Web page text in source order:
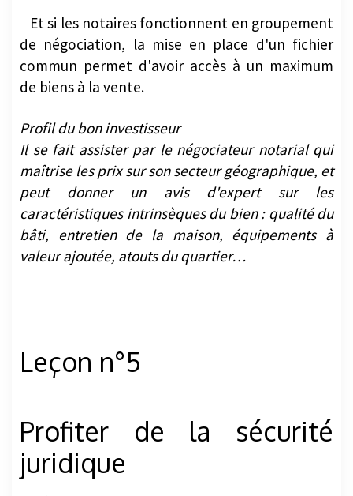
Et si les notaires fonctionnent en groupement
de négociation, la mise en place d'un fichier
commun permet d'avoir accès à un maximum
de biens à la vente.
Profil du bon investisseur
Il se fait assister par le négociateur notarial qui
maîtrise les prix sur son secteur géographique, et
peut donner un avis d'expert sur les
caractéristiques intrinsèques du bien : qualité du
bâti, entretien de la maison, équipements à
valeur ajoutée, atouts du quartier…
Leçon n°5
Profiter de la sécurité
juridique